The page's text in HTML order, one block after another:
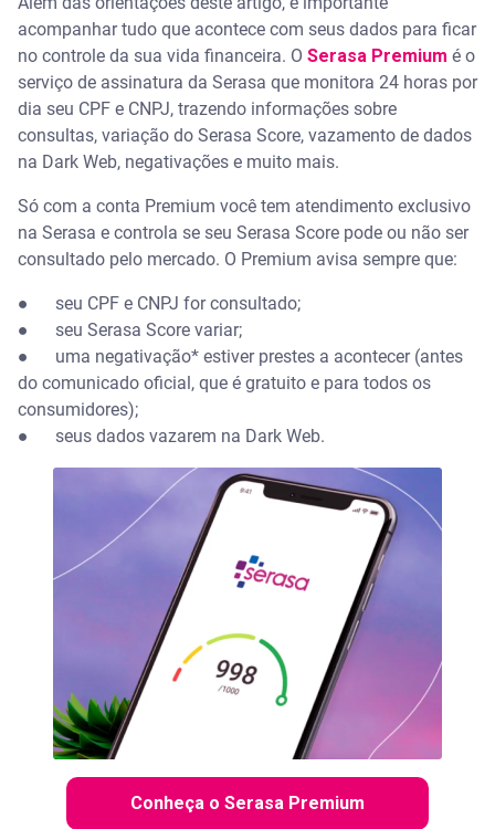
acompanhar tudo que acontece com seus dados para ficar
no controle da sua vida financeira. O Serasa Premium é o
serviço de assinatura da Serasa que monitora 24 horas por
dia seu CPF e CNPJ, trazendo informações sobre
consultas, variação do Serasa Score, vazamento de dados
na Dark Web, negativações e muito mais.
Só com a conta Premium você tem atendimento exclusivo
na Serasa e controla se seu Serasa Score pode ou não ser
consultado pelo mercado. O Premium avisa sempre que:
● seu CPF e CNPJ for consultado;
● seu Serasa Score variar;
● uma negativação* estiver prestes a acontecer (antes
do comunicado oficial, que é gratuito e para todos os
consumidores);
● seus dados vazarem na Dark Web.
Conheça o Serasa Premium